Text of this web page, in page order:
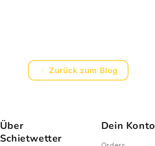
Zurück zum Blog
Über
Schietwetter
Dein Konto